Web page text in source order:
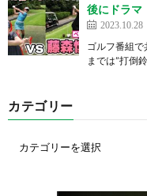
後にドラマ
2023.10.28
ゴルフ番組で
までは”打倒
カテゴリー